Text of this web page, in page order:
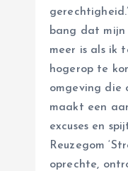
bang dat
meer is als ik
hogerop te
omgeving die
maakt een
excuses en
Reuzegom
oprechte,